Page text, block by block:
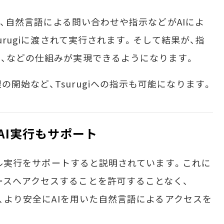
然言語による問い合わせや指示などがAIによ
に渡されて実行されます。そして結果が、指
どの仕組みが実現できるようになります。
始など、Tsurugiへの指示も可能になります。
実行もサポート
行をサポートすると説明されています。これに
へアクセスすることを許可することなく、
り安全にAIを用いた自然言語によるアクセスを